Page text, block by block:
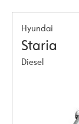
Hyundai
Staria
Diesel